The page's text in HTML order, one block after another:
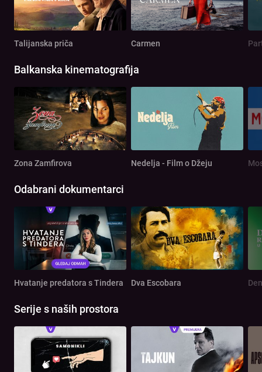
Talijanska priča Carmen
Balkanska kinematografija
Zona Zamfirova Nedelja - Film o Džeju
Odabrani dokumentarci
Hvatanje predatora s Tindera Dva Escobara
Serije s naših prostora